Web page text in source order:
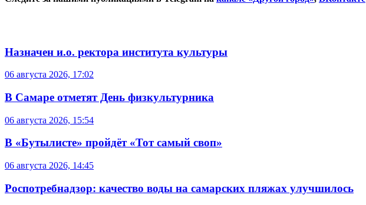
Назначен и.о. ректора института культуры
06 августа 2026, 17:02
В Самаре отметят День физкультурника
06 августа 2026, 15:54
В «Бутылисте» пройдёт «Тот самый своп»
06 августа 2026, 14:45
Роспотребнадзор: качество воды на самарских пляжах улучшилось